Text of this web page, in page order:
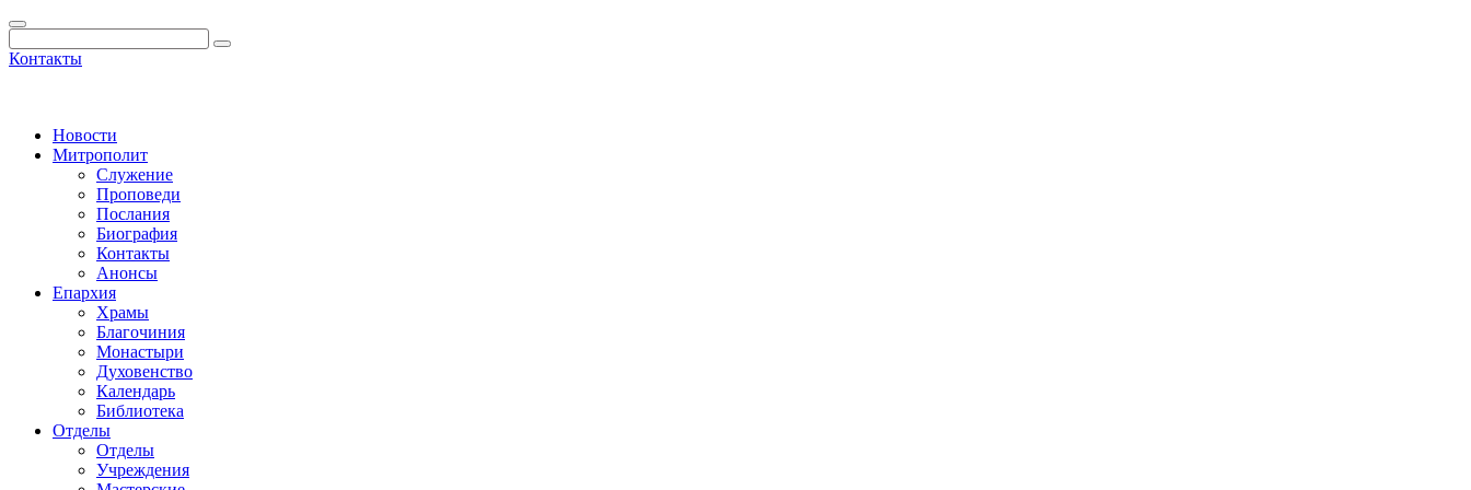
Контакты
Новости
Митрополит
Служение
Проповеди
Послания
Биография
Контакты
Анонсы
Епархия
Храмы
Благочиния
Монастыри
Духовенство
Календарь
Библиотека
Отделы
Отделы
Учреждения